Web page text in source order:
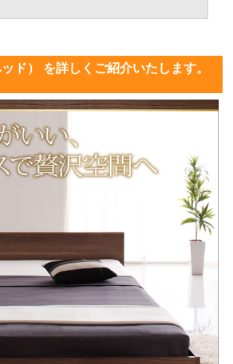
ド） を詳しくご紹介いたします。